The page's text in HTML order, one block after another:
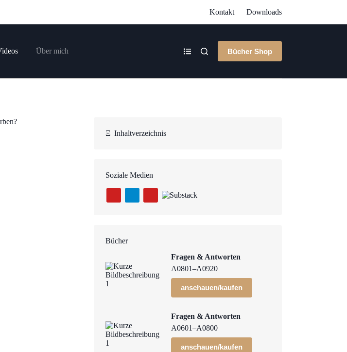
Kontakt Downloads
Über mich Bücher Shop
ΞInhaltverzeichnis
Soziale Medien
Bücher
Fragen & Antworten
A0801–A0920
anschauen/kaufen
Fragen & Antworten
A0601–A0800
anschauen/kaufen